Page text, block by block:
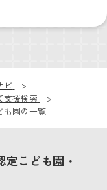
ビ
支援検索
も園の一覧
こども園・